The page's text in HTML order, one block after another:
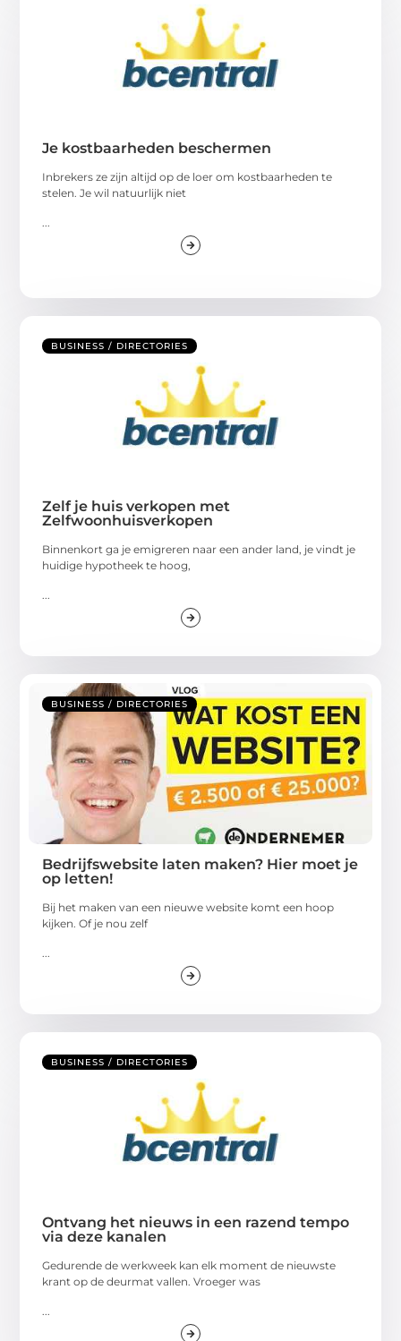
Je kostbaarheden beschermen
Inbrekers ze zijn altijd op de loer om kostbaarheden te
stelen. Je wil natuurlijk niet
BUSINESS / DIRECTORIES
Zelf je huis verkopen met
Zelfwoonhuisverkopen
Binnenkort ga je emigreren naar een ander land, je vindt je
huidige hypotheek te hoog,
BUSINESS / DIRECTORIES
Bedrijfswebsite laten maken? Hier moet je
op letten!
Bij het maken van een nieuwe website komt een hoop
kijken. Of je nou zelf
BUSINESS / DIRECTORIES
Ontvang het nieuws in een razend tempo
via deze kanalen
Gedurende de werkweek kan elk moment de nieuwste
krant op de deurmat vallen. Vroeger was